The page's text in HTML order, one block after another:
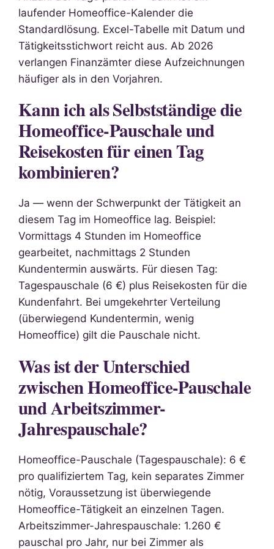
laufender Homeoffice-Kalender die
Standardlösung. Excel-Tabelle mit Datum und
Tätigkeitsstichwort reicht aus. Ab 2026
verlangen Finanzämter diese Aufzeichnungen
häufiger als in den Vorjahren.
Kann ich als Selbstständige die
Homeoffice-Pauschale und
Reisekosten für einen Tag
kombinieren?
Ja — wenn der Schwerpunkt der Tätigkeit an
diesem Tag im Homeoffice lag. Beispiel:
Vormittags 4 Stunden im Homeoffice
gearbeitet, nachmittags 2 Stunden
Kundentermin auswärts. Für diesen Tag:
Tagespauschale (6 €) plus Reisekosten für die
Kundenfahrt. Bei umgekehrter Verteilung
(überwiegend Kundentermin, wenig
Homeoffice) gilt die Pauschale nicht.
Was ist der Unterschied
zwischen Homeoffice-Pauschale
und Arbeitszimmer-
Jahrespauschale?
Homeoffice-Pauschale (Tagespauschale): 6 €
pro qualifiziertem Tag, kein separates Zimmer
nötig, Voraussetzung ist überwiegende
Homeoffice-Tätigkeit an einzelnen Tagen.
Arbeitszimmer-Jahrespauschale: 1.260 €
pauschal pro Jahr, nur bei Zimmer als